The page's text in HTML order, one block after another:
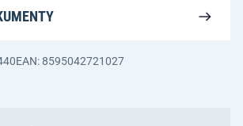
EAN: 8595042721027